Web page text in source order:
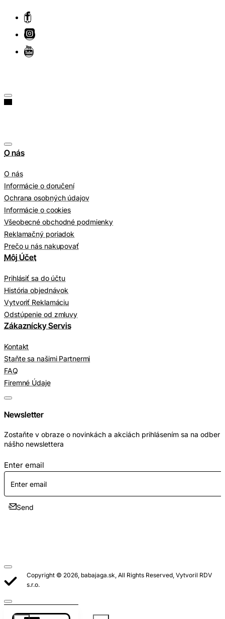
O nás
O nás
Informácie o doručení
Ochrana osobných údajov
Informácie o cookies
Všeobecné obchodné podmienky
Reklamačný poriadok
Prečo u nás nakupovať
Môj Účet
Prihlásiť sa do účtu
História objednávok
Vytvoriť Reklamáciu
Odstúpenie od zmluvy
Zákaznícky Servis
Kontakt
Staňte sa našimi Partnermi
FAQ
Firemné Údaje
Newsletter
Zostaňte v obraze o novinkách a akciách prihlásením sa na odber
nášho newslettera
Enter email
Send
Copyright © 2026, babajaga.sk, All Rights Reserved, Vytvoril RDV
s.r.o.